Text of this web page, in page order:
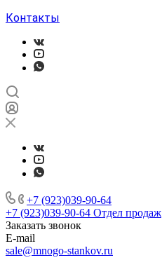
Контакты
+7 (923)039-90-64
+7 (923)039-90-64 Отдел продаж
Заказать звонок
E-mail
sale@mnogo-stankov.ru